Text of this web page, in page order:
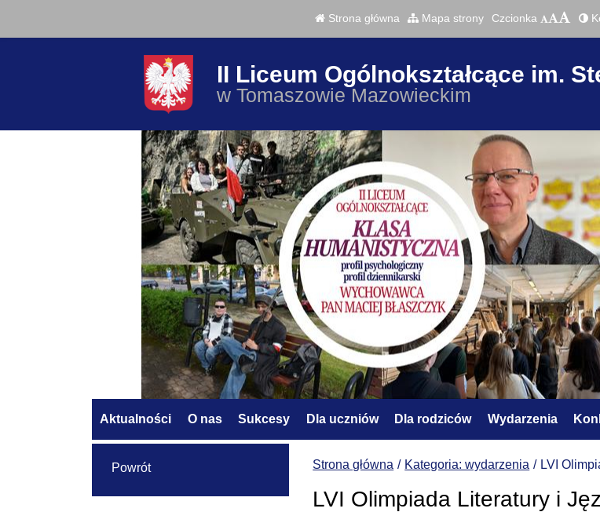
Strona główna Mapa strony Czcionka
II Liceum Ogólnokształcące im.
w Tomaszowie Mazowieckim
Aktualności O nas Sukcesy Dla uczniów Dla rodziców Wydarzenia
Strona główna Kategoria: wydarzenia LVI
LVI Olimpiada Literatury i
Powrót